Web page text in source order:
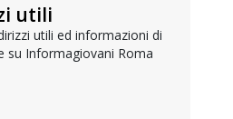
utili
utili ed informazioni di
su Informagiovani Roma